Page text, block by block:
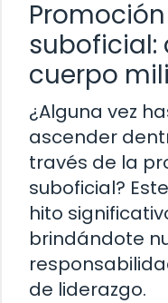
suboficial:
cuerpo
¿Alguna vez
ascender
través de la
suboficial?
hito
brindándote
de liderazgo.